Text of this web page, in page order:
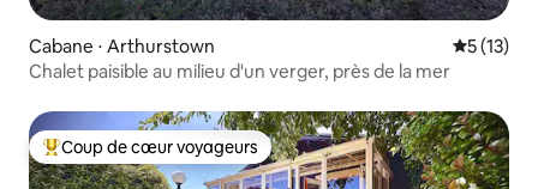
Cabane ⋅ Arthurstown
5 (13)
Chalet paisible au milieu d'un verger, près de la mer
Coups de cœur voyageurs les plus appréciés
Coup de cœur voyageurs